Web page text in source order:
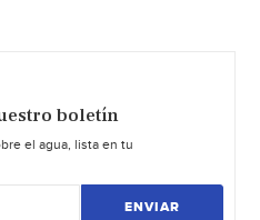
boletín
el agua, lista en tu
ENVIAR